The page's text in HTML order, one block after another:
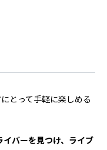
とって手軽に楽しめる
イバーを見つけ、ライブ